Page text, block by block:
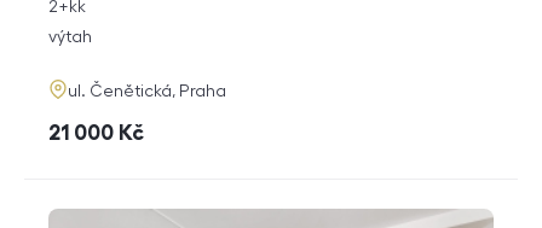
rozměry
2+kk
funkce
výtah
adresa
ul. Čenětická, Praha
cena
21 000 Kč